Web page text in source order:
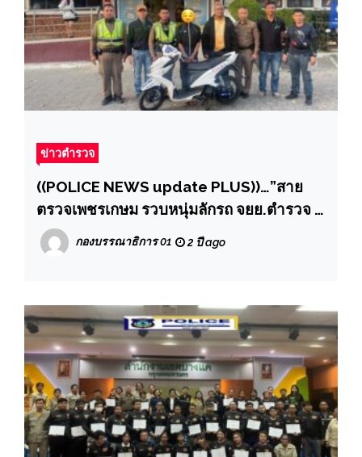
ข่าวตำรวจ
((POLICE NEWS update PLUS))…”สาย
ตรวจเพชรเกษม รวบหนุ่มลักรถ จยย.ตำรวจ ที่
ผู้เสียหายประมูลมาจากสถานีตำรวจ”
กองบรรณาธิการ 01 2 ปี ago